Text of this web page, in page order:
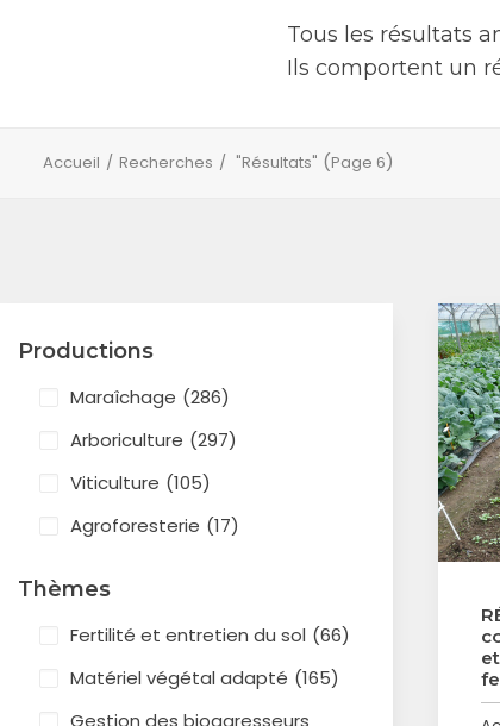
Tous les résultats
Ils comportent un
Accueil Recherches "Résultats" (Page 6)
Productions
Maraîchage (286)
Arboriculture (297)
Viticulture (105)
Agroforesterie (17)
Thèmes
Fertilité et entretien du sol (66)
Matériel végétal adapté (165)
Gestion des bioagresseurs